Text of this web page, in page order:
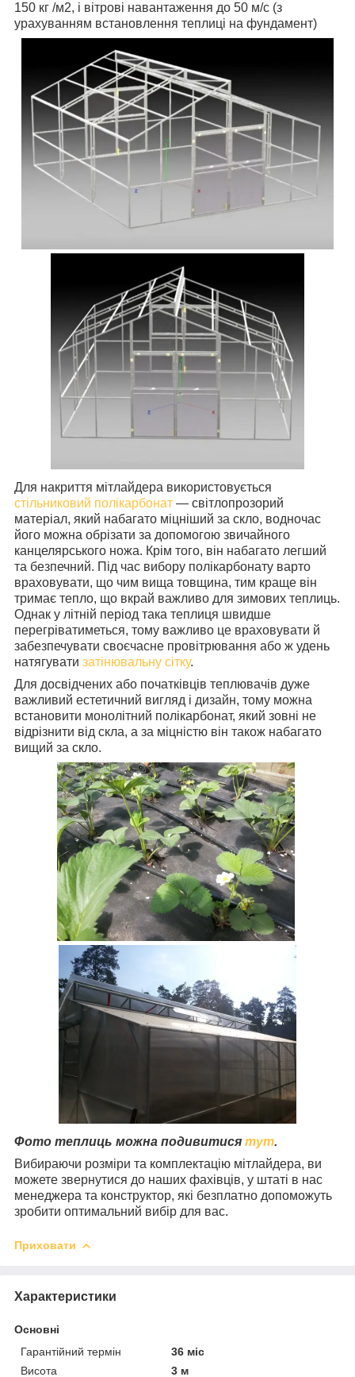
150 кг /м2, і вітрові навантаження до 50 м/с (з
урахуванням встановлення теплиці на фундамент)
Для накриття мітлайдера використовується
стільниковий полікарбонат — світлопрозорий
матеріал, який набагато міцніший за скло, водночас
його можна обрізати за допомогою звичайного
канцелярського ножа. Крім того, він набагато легший
та безпечний. Під час вибору полікарбонату варто
враховувати, що чим вища товщина, тим краще він
тримає тепло, що вкрай важливо для зимових теплиць.
Однак у літній період така теплиця швидше
перегріватиметься, тому важливо це враховувати й
забезпечувати своєчасне провітрювання або ж удень
натягувати затінювальну сітку.
Для досвідчених або початківців теплювачів дуже
важливий естетичний вигляд і дизайн, тому можна
встановити монолітний полікарбонат, який зовні не
відрізнити від скла, а за міцністю він також набагато
вищий за скло.
Фото теплиць можна подивитися тут.
Вибираючи розміри та комплектацію мітлайдера, ви
можете звернутися до наших фахівців, у штаті в нас
менеджера та конструктор, які безплатно допоможуть
зробити оптимальний вибір для вас.
Приховати
Характеристики
Основні
Гарантійний термін
36 міс
Висота
3 м